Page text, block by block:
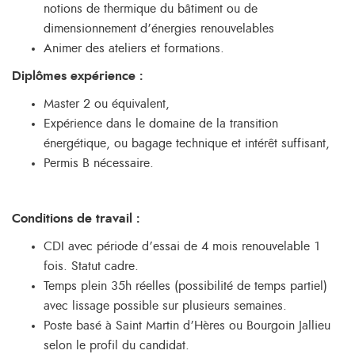
notions de thermique du bâtiment ou de
dimensionnement d’énergies renouvelables
Animer des ateliers et formations.
Diplômes expérience :
Master 2 ou équivalent,
Expérience dans le domaine de la transition
énergétique, ou bagage technique et intérêt suffisant,
Permis B nécessaire.
Conditions de travail :
CDI avec période d’essai de 4 mois renouvelable 1
fois. Statut cadre.
Temps plein 35h réelles (possibilité de temps partiel)
avec lissage possible sur plusieurs semaines.
Poste basé à Saint Martin d’Hères ou Bourgoin Jallieu
selon le profil du candidat.